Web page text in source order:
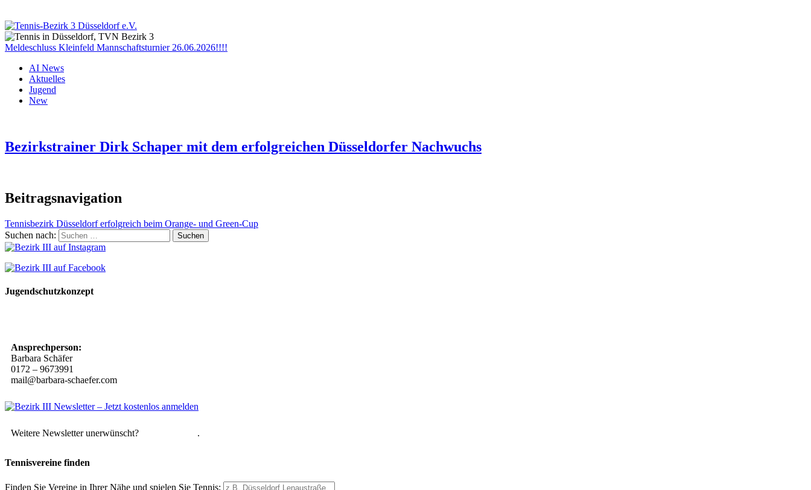
Meldeschluss Kleinfeld Mannschaftsturnier 26.06.2026!!!!
AI News
Aktuelles
Jugend
New
Bezirkstrainer Dirk Schaper mit dem erfolgreichen Düsseldorfer Nachwuchs
Beitragsnavigation
Tennisbezirk Düsseldorf erfolgreich beim Orange- und Green-Cup
Suchen nach:
Jugendschutzkonzept
Ansprechperson:
Barbara Schäfer
0172 – 9673991
mail@barbara-schaefer.com
Weitere Newsletter unerwünscht? .
Tennisvereine finden
Finden Sie Vereine in Ihrer Nähe und spielen Sie Tennis: